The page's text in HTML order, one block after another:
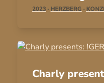
2023· HERZBERG ·
Charly